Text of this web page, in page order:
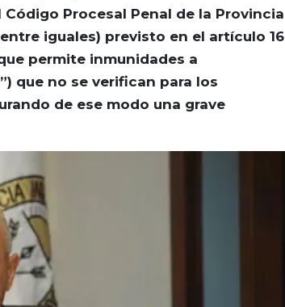
Procesal Penal de la Provincia
iguales) previsto en el artículo 16
permite inmunidades a
que no se verifican para los
de ese modo una grave